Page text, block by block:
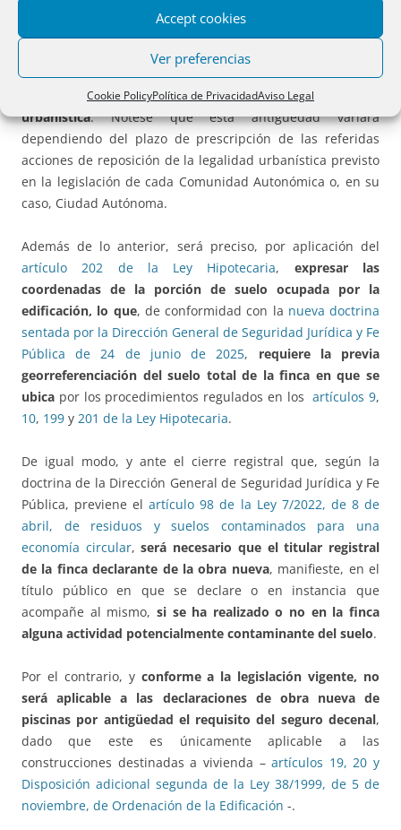
Accept cookies
Ver preferencias
Cookie PolicyPolítica de PrivacidadAviso Legal
de estos cuatro medios, que son complementarios entre sí,
terminación de la obra en fecha
determinada, con una antigüedad suficiente para que,
conforme a la legislación urbanística estatal, hayan
prescrito las acciones de reposición de la legalidad
urbanística. Nótese que esta antigüedad variará
dependiendo del plazo de prescripción de las referidas
acciones de reposición de la legalidad urbanística previsto
en la legislación de cada Comunidad Autonómica o, en su
caso, Ciudad Autónoma.
Además de lo anterior, será preciso, por aplicación del
artículo 202 de la Ley Hipotecaria, expresar las
coordenadas de la porción de suelo ocupada por la
edificación, lo que, de conformidad con la nueva doctrina
sentada por la Dirección General de Seguridad Jurídica y Fe
Pública de 24 de junio de 2025, requiere la previa
georreferenciación del suelo total de la finca en que se
ubica por los procedimientos regulados en losartículos 9,
10, 199 y 201 de la Ley Hipotecaria.
De igual modo, y ante el cierre registral que, según la
doctrina de la Dirección General de Seguridad Jurídica y Fe
Pública, previene elartículo 98 de la Ley 7/2022, de 8 de
abril, de residuos y suelos contaminados para una
economía circular,será necesario que el titular registral
de la finca declarante de la obra nueva, manifieste, en el
título público en que se declare o en instancia que
acompañe al mismo, si se ha realizado o no en la finca
alguna actividad potencialmente contaminante del suelo.
Por el contrario, y conforme a la legislación vigente, no
será aplicable a las declaraciones de obra nueva de
piscinas por antigüedad el requisito del seguro decenal,
dado que este es únicamente aplicable a las
construcciones destinadas a vivienda –artículos 19, 20 y
Disposición adicional segunda de la Ley 38/1999, de 5 de
noviembre, de Ordenación de la Edificación -.